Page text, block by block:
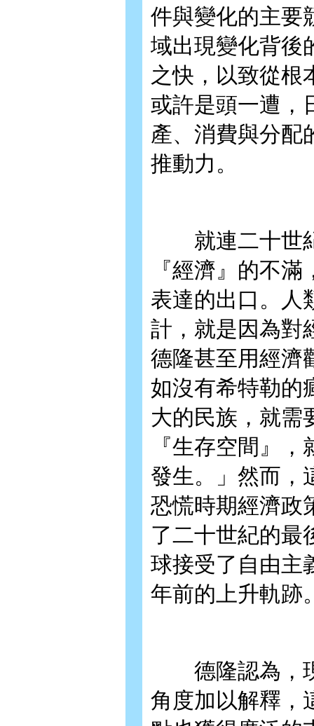
件與變化的主要
域出現變化背
之快，以致從根
或許是頭一遭，
產、消費與分配
推動力。
就連二十世紀
『經濟』的不
表達的出口。人
計，就是因為對
德隆甚至用經濟
如沒有希特勒的
大的民族，就需
『生存空間』
發生。」然而，
恐慌時期經濟政
了二十世紀的最
球接受了自由主
年前的上升軌跡
德隆認為，現
角度加以解釋，